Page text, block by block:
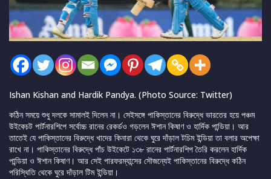
Ishan Kishan and Hardik Pandya. (Photo Source: Twitter)
কঠিন সময়ে শুধু দলকে সামালই দিলেন না। সেইসঙ্গে পাকিস্তানের বিরুদ্ধে ভারতের হয়ে পঞ্চম
উইকেচট পার্টনারশিপে সর্বোচ্চ রানের রেকর্ডও গড়লেন ঈশান কিষাণ ও হার্দিক পান্ডিয়া। আর
তাতেই যে পাকিস্তানের বিরুদ্ধে খাদের কিনারা থেকে ঘুরে দাঁড়াল টচিম ইন্ডিয়া তা বলার অপেক্ষা
রাখে না। পাকিস্তানের বিরুদ্ধে পাঁচ উইকেটে ১৩৮ রানের পার্টনারশিপ তৈরি করলেন হার্দিক
পান্ডিয়া ও ঈশান কিষাণ। আর সেই পারফরম্যান্সের সৌজন্যেই পাকিস্তানের বিরুদ্ধে কঠিন
পরিস্থিতি থেকে ঘুরে দাঁড়াল টিম ইন্ডিয়া।